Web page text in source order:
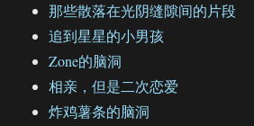
那些散落在光阴缝隙间的片段
追到星星的小男孩
Zone的脑洞
相亲，但是二次恋爱
炸鸡薯条的脑洞